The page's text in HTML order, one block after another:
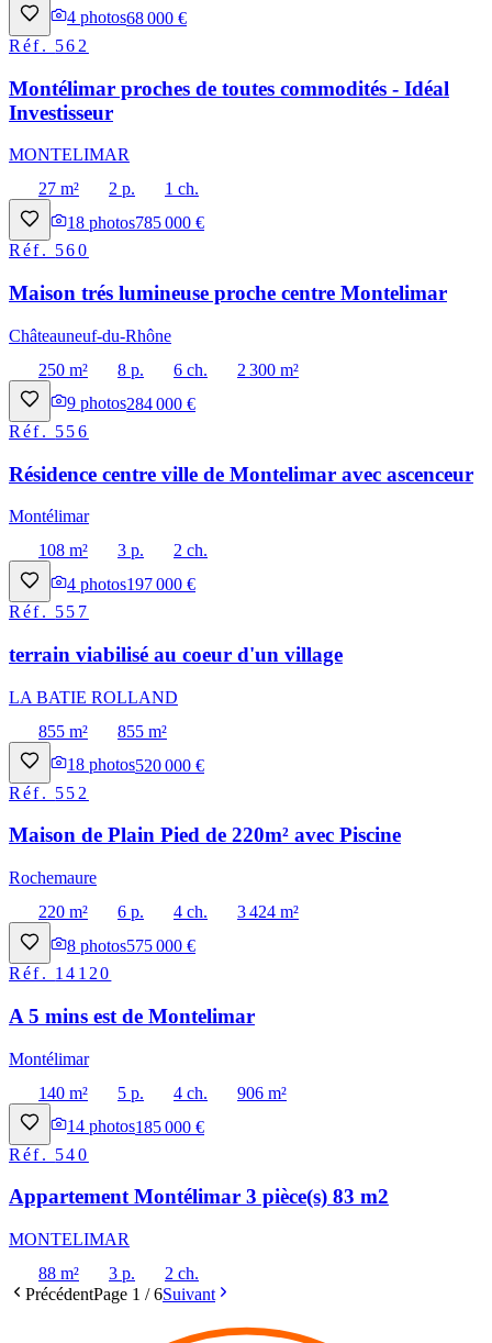
4 photos68 000 €
Réf. 562
Montélimar proches de toutes commodités - Idéal
Investisseur
MONTELIMAR
27 m²
2 p.
1 ch.
18 photos785 000 €
Réf. 560
Maison trés lumineuse proche centre Montelimar
Châteauneuf-du-Rhône
250 m²
8 p. 6 ch.
2 300 m²
9 photos284 000 €
Réf. 556
Résidence centre ville de Montelimar avec ascenceur
Montélimar
108 m²
3 p.
2 ch.
4 photos197 000 €
Réf. 557
terrain viabilisé au coeur d'un village
LA BATIE ROLLAND
855 m²
855 m²
18 photos520 000 €
Réf. 552
Maison de Plain Pied de 220m² avec Piscine
Rochemaure
220 m²
6 p. 4 ch.
3 424 m²
8 photos575 000 €
Réf. 14120
A 5 mins est de Montelimar
Montélimar
140 m²
5 p. 4 ch.
906 m²
14 photos185 000 €
Réf. 540
Appartement Montélimar 3 pièce(s) 83 m2
MONTELIMAR
88 m²
3 p.
2 ch.
PrécédentPage 1 /6Suivant